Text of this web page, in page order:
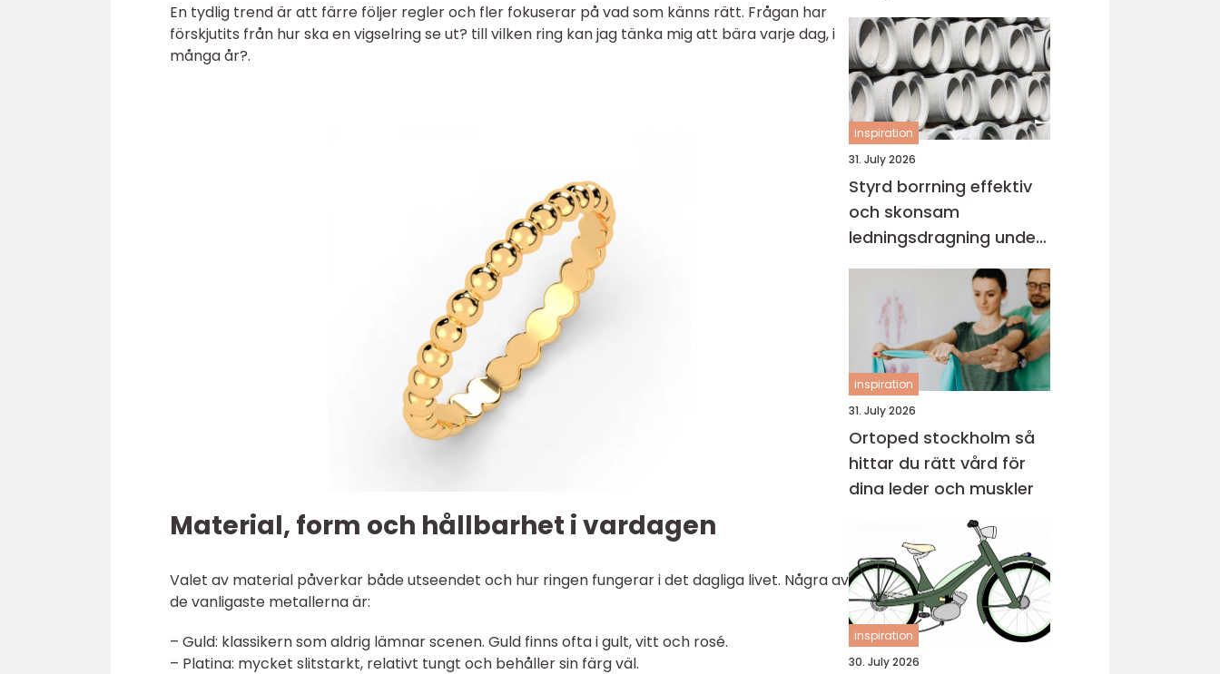
En tydlig trend är att färre följer regler och fler fokuserar på vad som känns rätt. Frågan har
förskjutits från hur ska en vigselring se ut? till vilken ring kan jag tänka mig att bära varje dag, i
många år?.
Material, form och hållbarhet i vardagen
Valet av material påverkar både utseendet och hur ringen fungerar i det dagliga livet. Några av
de vanligaste metallerna är:
– Guld: klassikern som aldrig lämnar scenen. Guld finns ofta i gult, vitt och rosé.
– Platina: mycket slitstarkt, relativt tungt och behåller sin färg väl.
inspiration
31. July 2026
Styrd borrning effektiv
och skonsam
ledningsdragning under
mark
inspiration
31. July 2026
Ortoped stockholm så
hittar du rätt vård för
dina leder och muskler
inspiration
30. July 2026